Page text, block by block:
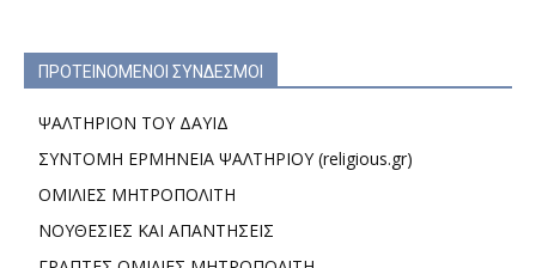
ΠΡΟΤΕΙΝΟΜΕΝΟΙ ΣΥΝΔΕΣΜΟΙ
ΨΑΛΤΗΡΙΟΝ ΤΟΥ ΔΑΥΙΔ
ΣΥΝΤΟΜΗ ΕΡΜΗΝΕΙΑ ΨΑΛΤΗΡΙΟΥ (religious.gr)
ΟΜΙΛΙΕΣ ΜΗΤΡΟΠΟΛΙΤΗ
ΝΟΥΘΕΣΙΕΣ ΚΑΙ ΑΠΑΝΤΗΣΕΙΣ